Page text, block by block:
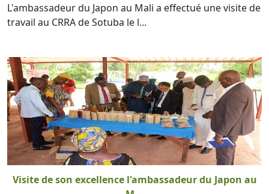
L'ambassadeur du Japon au Mali a effectué une visite de
travail au CRRA de Sotuba le l...
Visite de son excellence l'ambassadeur du Japon au